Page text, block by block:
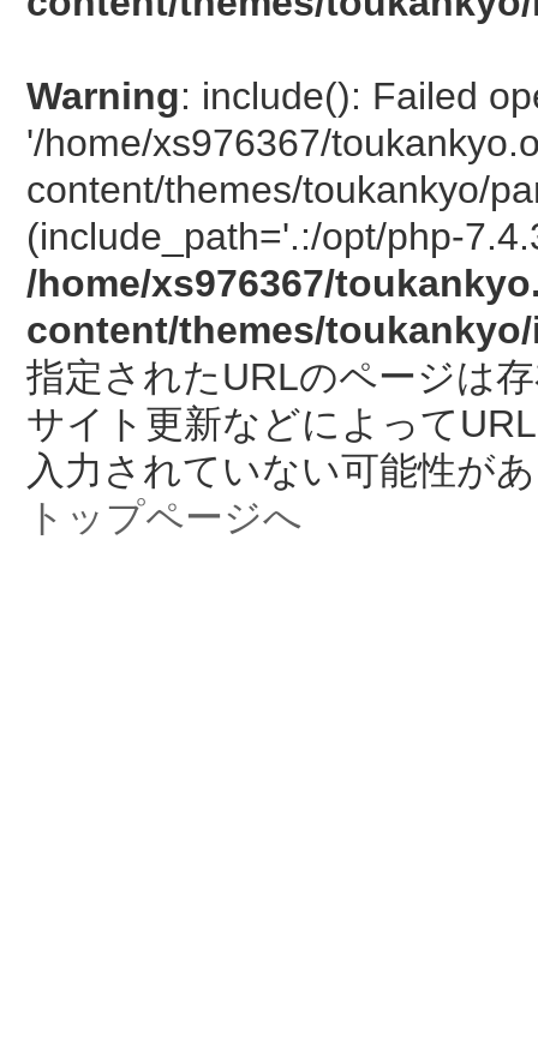
Warning: include(): Failed
'/home/xs976367/
content/themes/toukankyo/
(include_path='.:/opt/php-
/home/xs976367/
content/themes/
指定されたURLのページは
サイト更新などによって
入力されていない可能性が
トップページへ